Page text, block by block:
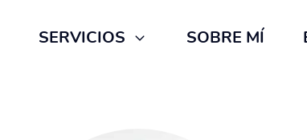
SERVICIOS SOBRE MÍ